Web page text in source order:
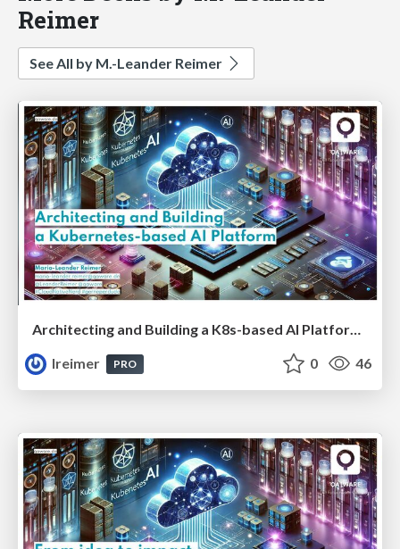
Reimer
See All by M.-Leander Reimer
Architecting and Building a K8s-based AI Platform #CNN
lreimer
PRO 0 46